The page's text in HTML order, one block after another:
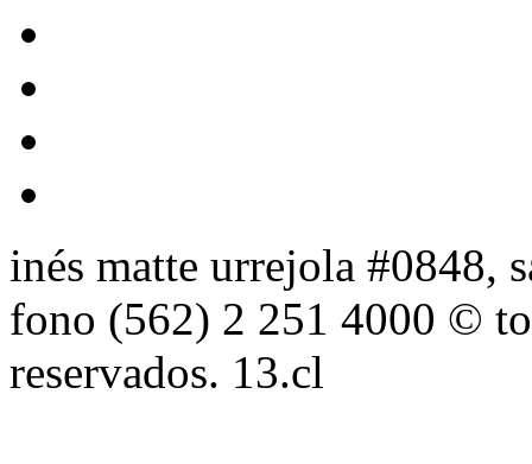
inés matte urrejola #0848,
fono (562) 2 251 4000 ©
reservados. 13.cl